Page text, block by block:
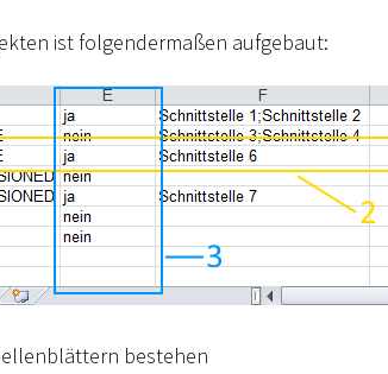
ist folgendermaßen aufgebaut:
bestehen